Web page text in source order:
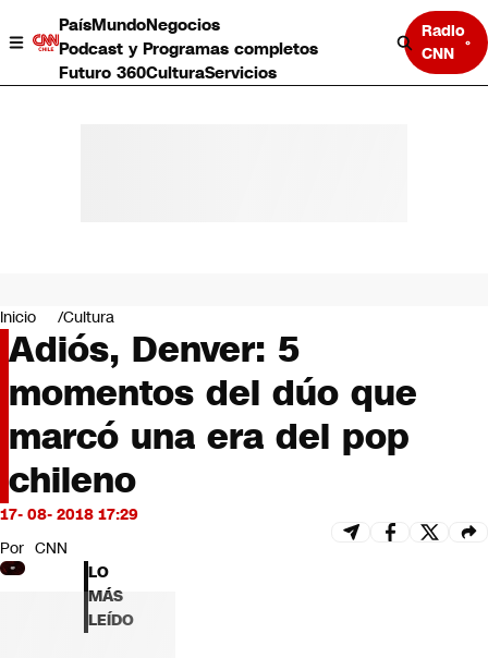
PaísMundoNegocios
Podcast y Programas completos
Futuro 360CulturaServicios
Radio
CNN
Negocios
Deportes
Programas completos
Cultura
Servicios
Bits
CNN tiempo
Futuro 360
Inicio Cultura
Adiós, Denver: 5
momentos del dúo que
marcó una era del pop
chileno
17- 08- 2018 17:29
Por CNN
LO
MÁS
LEÍDO